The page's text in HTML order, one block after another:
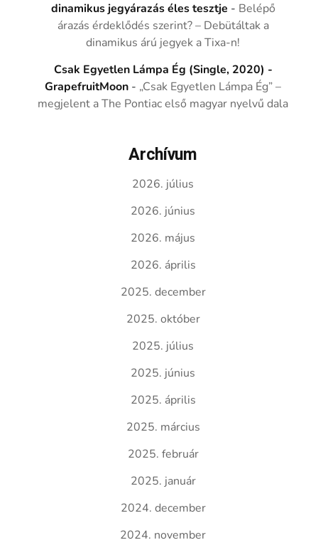
dinamikus jegyárazás éles tesztje - Belépő
árazás érdeklődés szerint? – Debütáltak a
dinamikus árú jegyek a Tixa-n!
Csak Egyetlen Lámpa Ég (Single, 2020) -
GrapefruitMoon - „Csak Egyetlen Lámpa Ég” –
megjelent a The Pontiac első magyar nyelvű dala
Archívum
2026. július
2026. június
2026. május
2026. április
2025. december
2025. október
2025. július
2025. június
2025. április
2025. március
2025. február
2025. január
2024. december
2024. november